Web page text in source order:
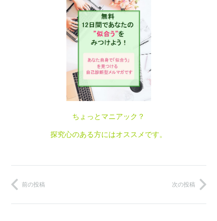
ちょっとマニアック？
探究心のある方にはオススメです。
前の投稿 次の投稿